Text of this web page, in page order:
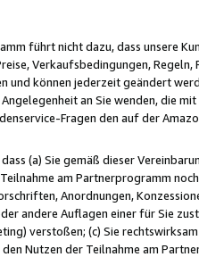
führt nicht dazu, dass unsere
Verkaufsbedingungen,
und können jederzeit geändert
Angelegenheit an Sie wenden, die
Fragen den auf der
(a) Sie gemäß dieser
am Partnerprogramm
Anordnungen,
andere Auflagen einer für Sie
verstoßen; (c) Sie
Nutzen der Teilnahme am